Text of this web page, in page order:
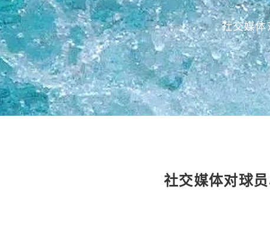
社交媒体
社交媒体对球